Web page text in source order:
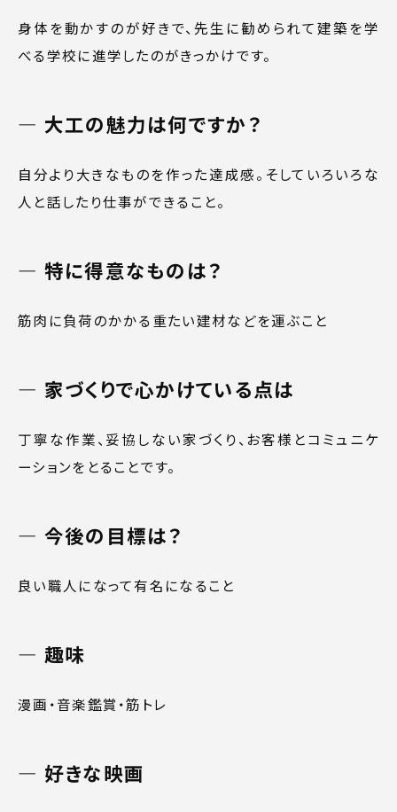
身体を動かすのが好きで、先生に勧められて建築を学
べる学校に進学したのがきっかけです。
大工の魅力は何ですか？
自分より大きなものを作った達成感。そしていろいろな
人と話したり仕事ができること。
特に得意なものは？
筋肉に負荷のかかる重たい建材などを運ぶこと
家づくりで心かけている点は
丁寧な作業、妥協しない家づくり、お客様とコミュニケ
ーションをとることです。
今後の目標は？
良い職人になって有名になること
趣味
漫画・音楽鑑賞・筋トレ
好きな映画